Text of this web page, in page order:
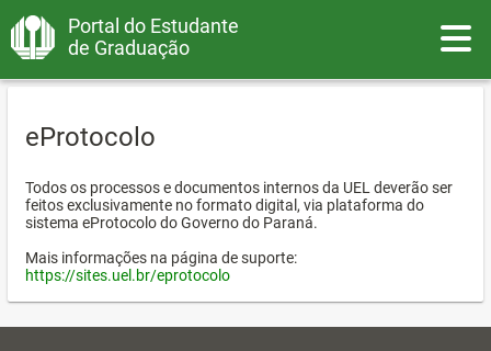
Portal do Estudante
de Graduação
eProtocolo
Todos os processos e documentos internos da UEL deverão ser
feitos exclusivamente no formato digital, via plataforma do
sistema eProtocolo do Governo do Paraná.
Mais informações na página de suporte:
https://sites.uel.br/eprotocolo